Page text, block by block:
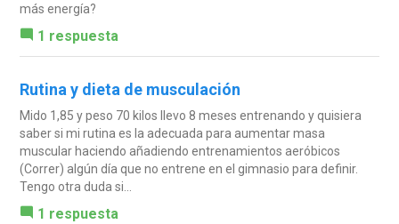
más energía?
1 respuesta
Rutina y dieta de musculación
Mido 1,85 y peso 70 kilos llevo 8 meses entrenando y quisiera
saber si mi rutina es la adecuada para aumentar masa
muscular haciendo añadiendo entrenamientos aeróbicos
(Correr) algún día que no entrene en el gimnasio para definir.
Tengo otra duda si...
1 respuesta